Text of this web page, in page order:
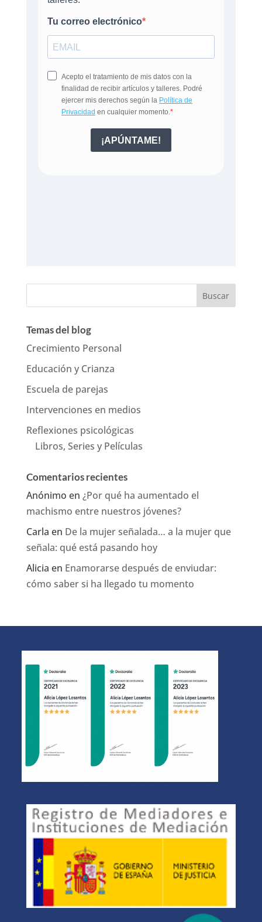
Temas del blog
Crecimiento Personal
Educación y Crianza
Escuela de parejas
Intervenciones en medios
Reflexiones psicológicas
Libros, Series y Películas
Comentarios recientes
Anónimo en ¿Por qué ha aumentado el
machismo entre nuestros jóvenes?
Carla en De la mujer señalada… a la mujer que
señala: qué está pasando hoy
Alicia en Enamorarse después de enviudar:
cómo saber si ha llegado tu momento